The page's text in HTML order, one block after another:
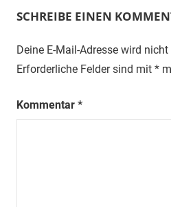
SCHREIBE EINEN
Deine E-Mail-Adresse wird
Erforderliche Felder sind mit *
Kommentar *